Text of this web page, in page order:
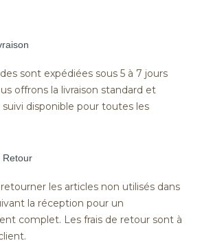
sont expédiées sous 5 à 7 jours
offrons la livraison standard et
suivi disponible pour toutes les
Retour
les articles non utilisés dans
la réception pour un
complet. Les frais de retour sont à